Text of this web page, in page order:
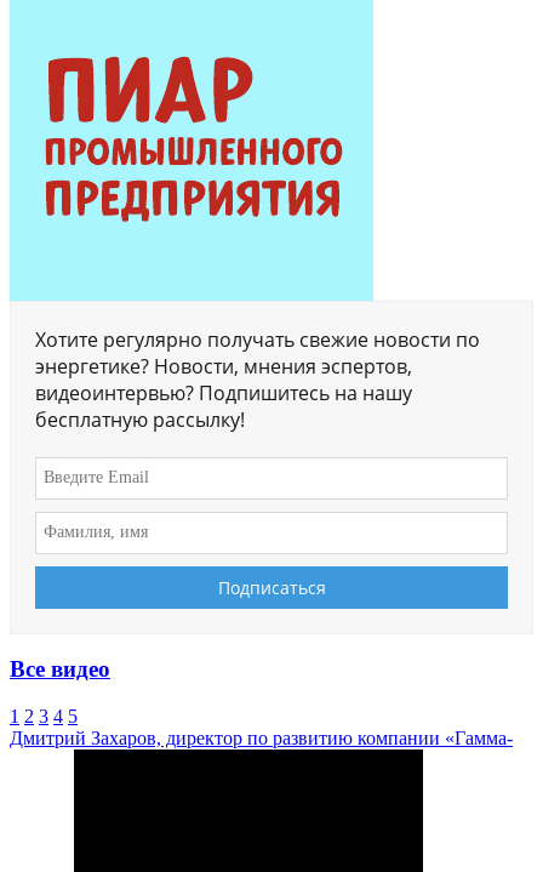
Хотите регулярно получать свежие новости по
энергетике? Новости, мнения эспертов,
видеоинтервью? Подпишитесь на нашу
бесплатную рассылку!
Все видео
1 2 3 4 5
Дмитрий Захаров, директор по развитию компании «Гамма-